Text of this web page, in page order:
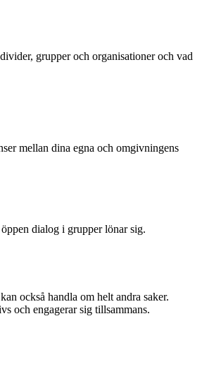
grupper och organisationer och vad
mellan dina egna och omgivningens
dialog i grupper lönar sig.
också handla om helt andra saker.
och engagerar sig tillsammans.